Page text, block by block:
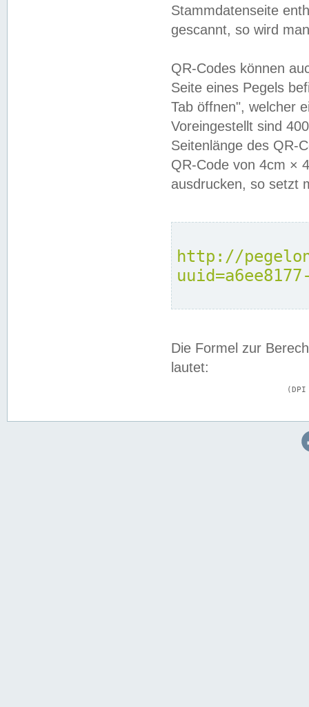
Stammdatenseite
gescannt, so wird
QR-Codes können
Seite eines Pegels
Tab öffnen", welcher
Voreingestellt sind
Seitenlänge des QR-
QR-Code von 4cm ×
ausdrucken, so setzt
http://
Die Formel zur
lautet: